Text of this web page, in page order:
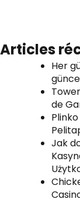
Articles
Her
de
Jak